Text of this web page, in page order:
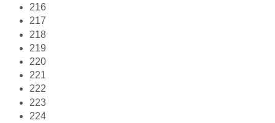
216
217
218
219
220
221
222
223
224